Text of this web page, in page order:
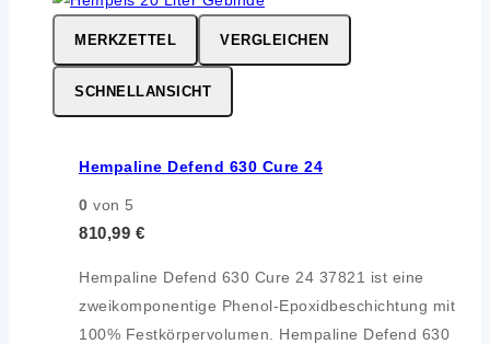
MERKZETTEL VERGLEICHEN
SCHNELLANSICHT
Hempaline Defend 630 Cure 24
0 von 5
810,99 €
Hempaline Defend 630 Cure 24 37821 ist eine
zweikomponentige Phenol-Epoxidbeschichtung mit
100% Festkörpervolumen. Hempaline Defend 630